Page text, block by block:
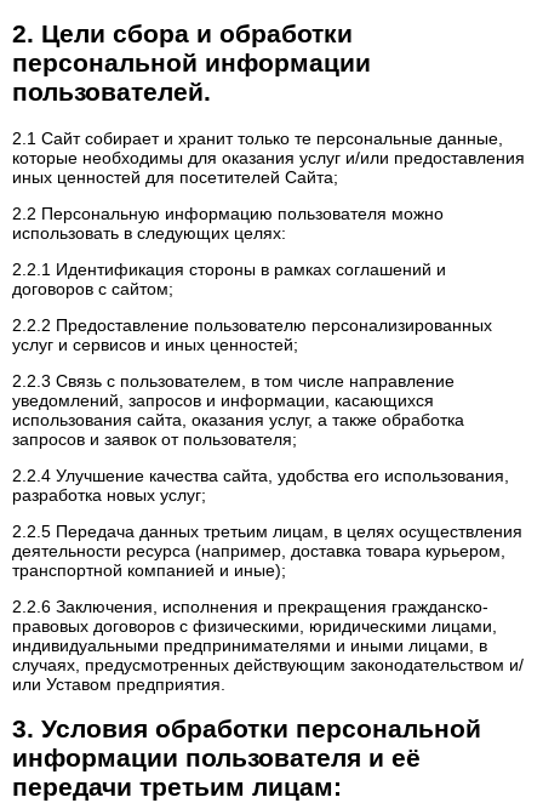
2. Цели сбора и обработки
персональной информации
пользователей.
2.1 Сайт собирает и хранит только те персональные данные,
которые необходимы для оказания услуг и/или предоставления
иных ценностей для посетителей Сайта;
2.2 Персональную информацию пользователя можно
использовать в следующих целях:
2.2.1 Идентификация стороны в рамках соглашений и
договоров с сайтом;
2.2.2 Предоставление пользователю персонализированных
услуг и сервисов и иных ценностей;
2.2.3 Связь с пользователем, в том числе направление
уведомлений, запросов и информации, касающихся
использования сайта, оказания услуг, а также обработка
запросов и заявок от пользователя;
2.2.4 Улучшение качества сайта, удобства его использования,
разработка новых услуг;
2.2.5 Передача данных третьим лицам, в целях осуществления
деятельности ресурса (например, доставка товара курьером,
транспортной компанией и иные);
2.2.6 Заключения, исполнения и прекращения гражданско-
правовых договоров с физическими, юридическими лицами,
индивидуальными предпринимателями и иными лицами, в
случаях, предусмотренных действующим законодательством и/
или Уставом предприятия.
3. Условия обработки персональной
информации пользователя и её
передачи третьим лицам: